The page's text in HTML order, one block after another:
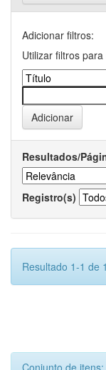
Adicionar filtros:
Utilizar filtros
Resultados/
Registro(s)
Resultado 1-1 de
Conjunto de itens: